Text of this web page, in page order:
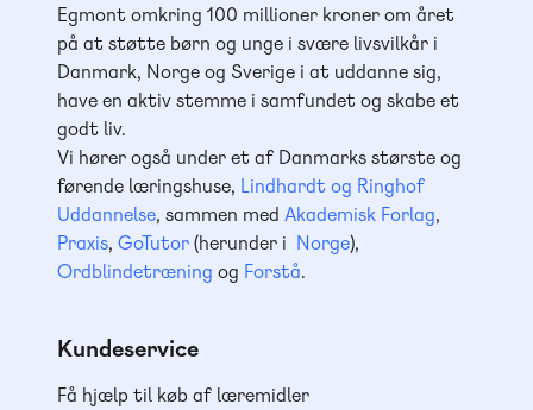
Egmont omkring 100 millioner kroner om året
på at støtte børn og unge i svære livsvilkår i
Danmark, Norge og Sverige i at uddanne sig,
have en aktiv stemme i samfundet og skabe et
godt liv.
Vi hører også under et af Danmarks største og
førende læringshuse, Lindhardt og Ringhof
Uddannelse, sammen med Akademisk Forlag,
Praxis, GoTutor(herunder i Norge),
Ordblindetræning og Forstå.
Kundeservice
Få hjælp til køb af læremidler